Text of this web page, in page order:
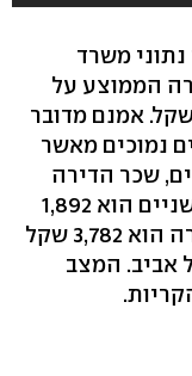
משרד
הדירה הממוצע על
שקל וכיום הוא הגיע ל-2,293 שקל. אמנם מדובר
נמוכים מאשר
שכר הדירה
עבור דירות קטנות של חדר וחצי או שניים הוא 1,892
שקל ועבור 4.5 או 5 חדרים שכר הדירה הוא 3,782 שקל
אביב. המצב